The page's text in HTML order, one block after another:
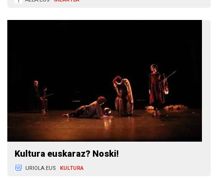
Kultura euskaraz? Noski!
URIOLA.EUS KULTURA